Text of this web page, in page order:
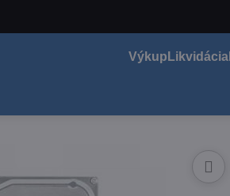
Výkup Likvidácia